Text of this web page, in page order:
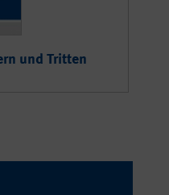
und Tritten